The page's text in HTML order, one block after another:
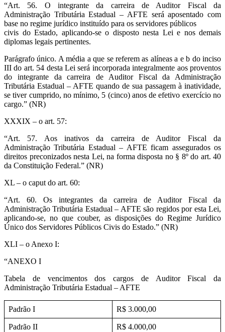
“Art. 56. O integrante da carreira de Auditor Fiscal da
Administração Tributária Estadual – AFTE será aposentado com
base no regime jurídico instituído para os servidores públicos
civis do Estado, aplicando-se o disposto nesta Lei e nos demais
diplomas legais pertinentes.
Parágrafo único. A média a que se referem as alíneas a e b do inciso
III do art. 54 desta Lei será incorporada integralmente aos proventos
do integrante da carreira de Auditor Fiscal da Administração
Tributária Estadual – AFTE quando de sua passagem à inatividade,
se tiver cumprido, no mínimo, 5 (cinco) anos de efetivo exercício no
cargo.” (NR)
XXXIX – o art. 57:
“Art. 57. Aos inativos da carreira de Auditor Fiscal da
Administração Tributária Estadual – AFTE ficam assegurados os
direitos preconizados nesta Lei, na forma disposta no § 8º do art. 40
da Constituição Federal.” (NR)
XL – o caput do art. 60:
“Art. 60. Os integrantes da carreira de Auditor Fiscal da
Administração Tributária Estadual – AFTE são regidos por esta Lei,
aplicando-se, no que couber, as disposições do Regime Jurídico
Único dos Servidores Públicos Civis do Estado.” (NR)
XLI – o Anexo I:
“ANEXO I
Tabela de vencimentos dos cargos de Auditor Fiscal da
Administração Tributária Estadual – AFTE
Padrão I R$ 3.000,00
Padrão II R$ 4.000,00